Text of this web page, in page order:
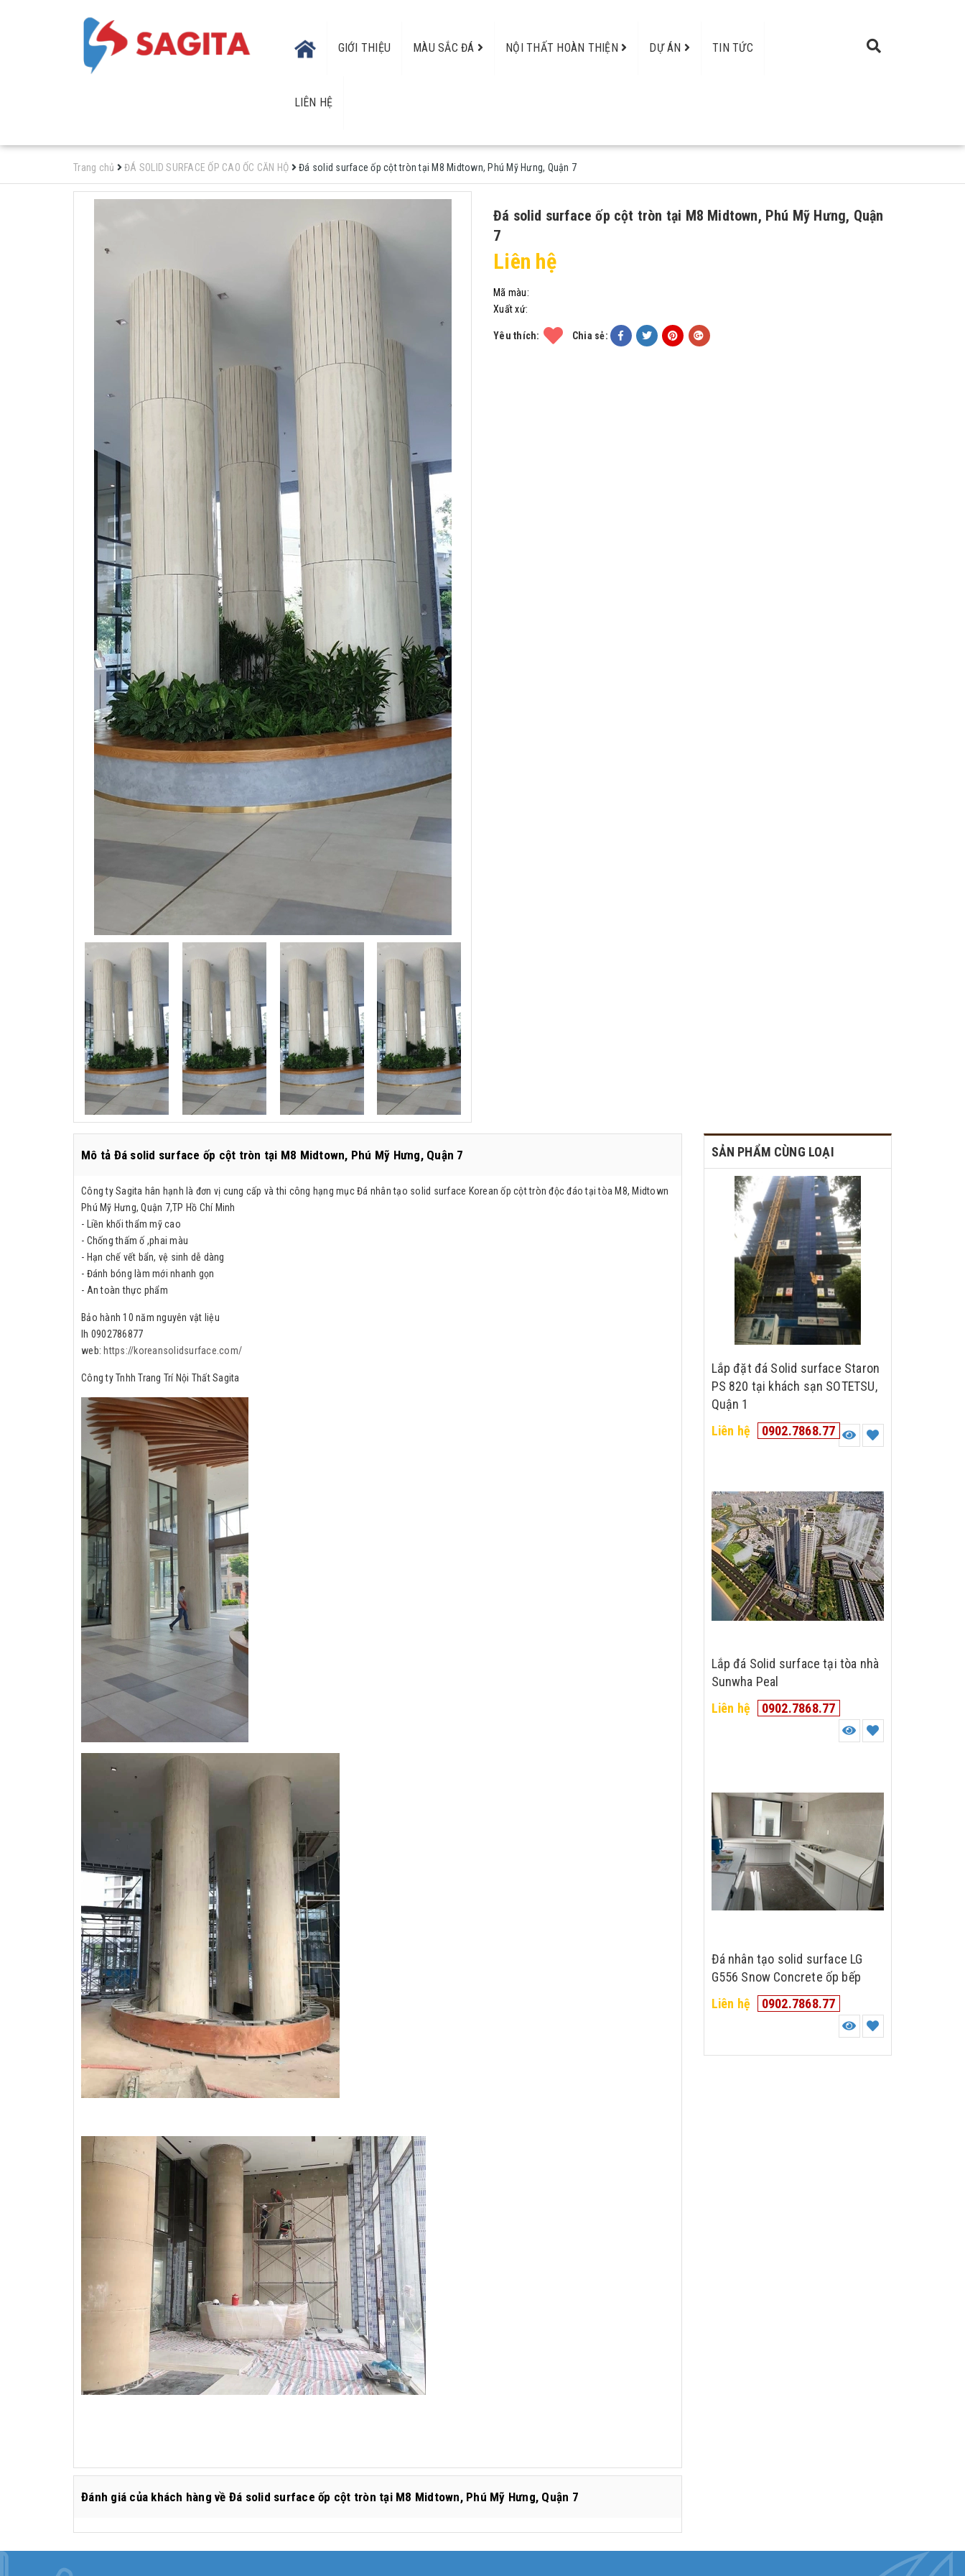
GIỚI THIỆU MÀU SẮC ĐÁ NỘI THẤT HOÀN THIỆN DỰ ÁN TIN TỨC
LIÊN HỆ
Trang chủ ĐÁ SOLID SURFACE ỐP CAO ỐC CĂN HỘ Đá solid surface ốp cột tròn tại M8 Midtown, Phú Mỹ Hưng, Quận 7
Đá solid surface ốp cột tròn tại M8 Midtown, Phú Mỹ Hưng, Quận
7
Liên hệ
Mã màu:
Xuất xứ:
Yêu thích: Chia sẻ:
Mô tả Đá solid surface ốp cột tròn tại M8 Midtown, Phú Mỹ Hưng, Quận 7
Công ty Sagita hân hạnh là đơn vị cung cấp và thi công hạng mục Đá nhân tạo solid surface Korean ốp cột tròn độc đáo tại tòa M8, Midtown
Phú Mỹ Hưng, Quận 7,TP Hồ Chí Minh
- Liền khối thẩm mỹ cao
- Chống thấm ố ,phai màu
- Hạn chế vết bẩn, vệ sinh dễ dàng
- Đánh bóng làm mới nhanh gọn
- An toàn thực phẩm
Bảo hành 10 năm nguyên vật liệu
lh 0902786877
web: https://koreansolidsurface.com/
Công ty Tnhh Trang Trí Nội Thất Sagita
Đánh giá của khách hàng về Đá solid surface ốp cột tròn tại M8 Midtown, Phú Mỹ Hưng, Quận 7
SẢN PHẨM CÙNG LOẠI
Lắp đặt đá Solid surface Staron
PS 820 tại khách sạn SOTETSU,
Quận 1
Liên hệ
0902.7868.77
Lắp đá Solid surface tại tòa nhà
Sunwha Peal
Liên hệ
0902.7868.77
Đá nhân tạo solid surface LG
G556 Snow Concrete ốp bếp
Liên hệ
0902.7868.77